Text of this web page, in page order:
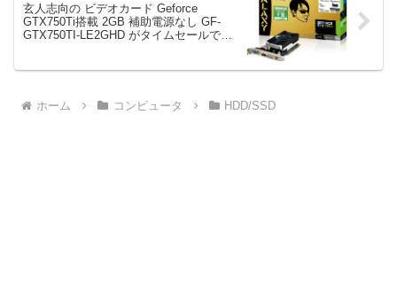
玄人志向の ビデオカード Geforce
GTX750Ti搭載 2GB 補助電源なし GF-
GTX750TI-LE2GHD がタイムセールで
ホーム コンピュータ HDD/SSD